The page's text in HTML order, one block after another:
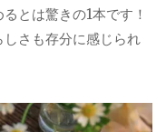
とは驚きの1本です！
さも存分に感じられ